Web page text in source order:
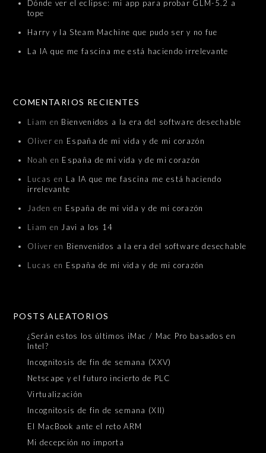
Dónde ver el eclipse: mi app para probar GLM-5.2 a
tope
Harry y la Steam Machine que pudo ser y no fue
La IA que me fascina me está haciendo irrelevante
COMENTARIOS RECIENTES
Liam en Bienvenidos a la era del software desechable
Oliver en España de mi vida y de mi corazón
Noah en España de mi vida y de mi corazón
Lucas en La IA que me fascina me está haciendo
irrelevante
Jaden en España de mi vida y de mi corazón
Liam en Javi a los 14
Oliver en Bienvenidos a la era del software desechable
Lucas en España de mi vida y de mi corazón
POSTS ALEATORIOS
¿Serán estos los últimos iMac / Mac Pro basados en
Intel?
Incognitosis de fin de semana (XXV)
Netscape y el futuro incierto de PLC
Virtualización
Incognitosis de fin de semana (XII)
El MacBook ante el reto ARM
Mi decepción no importa